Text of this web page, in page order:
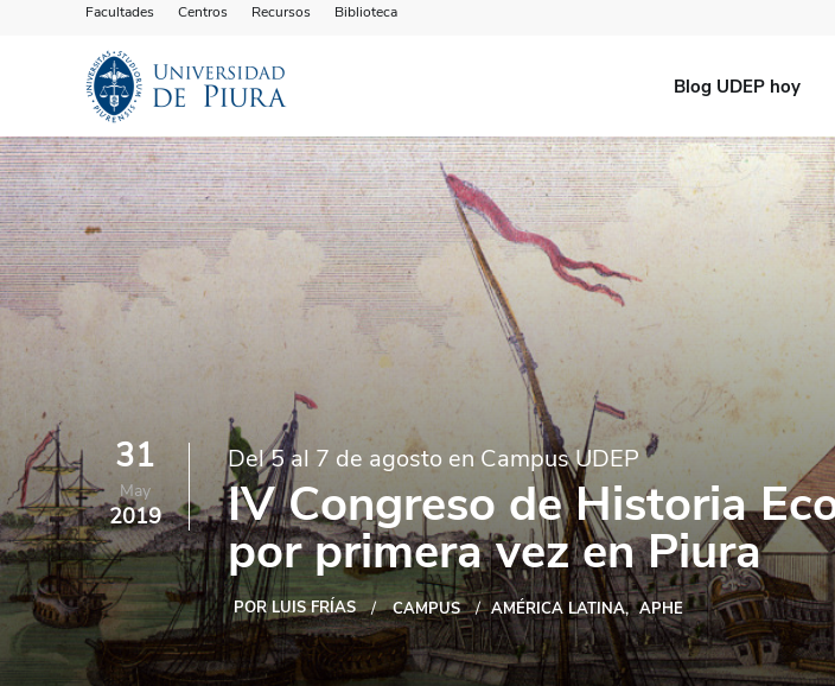
Facultades Centros Recursos Biblioteca
Blog UDEP hoy
31
May
2019
Del 5 al 7 de agosto en Campus UDEP
IV Congreso de Historia
por primera vez en Piura
POR LUIS FRÍAS CAMPUS AMÉRICA LATINA APHE